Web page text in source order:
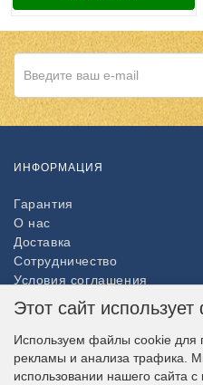
ИНФОРМАЦИЯ
Гарантия
О нас
Доставка
Сотрудничество
Условия соглашения
Возврат товара
Партнёры
Этот сайт
Используем файлы cookie для
рекламы и анализа трафика.
использовании нашего сайта